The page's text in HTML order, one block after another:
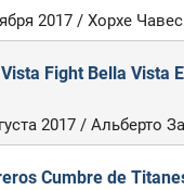
2017 / Хорхе
Fight Bella Vista
2017 / Альберто
Cumbre de